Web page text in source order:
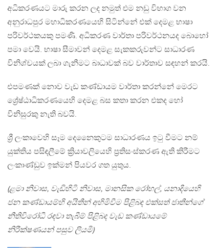
අධිකරණයට මාරු කරන ලද නමුත් එම නඩු විභාග වන
අනුරාධපුර මහාධිකරණයෙහි සිටින්නේ එක් දෙමළ භාෂා
පරිවර්ථකයකු පමණි. අධිකරණ වාර්තා පරිවර්ථනයද බොහෝ
පමා වෙයි. භාෂා සීමාවන් දෙමළ සැකකරුවන්ට සාධාරණ
විනිශ්චයක් ලබා ගැනීමට බාධාවක් බව වාර්තාව සඳහන් කරයි.
එපමණක් නොව වැඩ කණ්ඩායම වාර්තා කරන්නේ මෙරට
ශ්‍රේෂ්ඨාධිකරණයෙහි දෙමළ බස කතා කරන එකද හෝ
විනිසුරකු නැති බවයි.
ශ්‍රී ලංකාවෙහි සෑම දෙනෛකුටම සාධාරණය ඉටු වීමට නම්
යුක්තිය පසිඳලීමේ ක්‍රියාවලියෙහි ප්‍රතිසංස්කරණ ඇති කිරීමට
ලංකාණ්ඩුව ඉක්මන් පියවර ගත යුතුය.
(ළමා නිවාස, වැඩිහිටි නිවාස, මානසික රෝහල්, යනාදියෙහි
ජන කණ්ඩායම්හි අයිතීන් අහිමිවීම පිළිබඳ එක්සත් ජාතීන්ගේ
නීතිවිරෝධී රඳවා තැබීම් පිළිබද වැඩ කණ්ඩායමේ
නිරීක්ෂණයන් පසුව ලියමි)